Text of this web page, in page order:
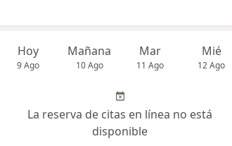
Hoy
9 Ago
Mañana
10 Ago
Mar
11 Ago
Mié
12 Ago
La reserva de citas en línea no está
disponible